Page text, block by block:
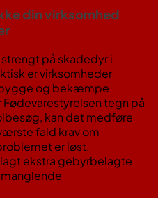
din virksomhed
på skadedyr i
er virksomheder
og bekæmpe
tegn på
kan det medføre
fald krav om
er løst​.
ekstra gebyrbelagte